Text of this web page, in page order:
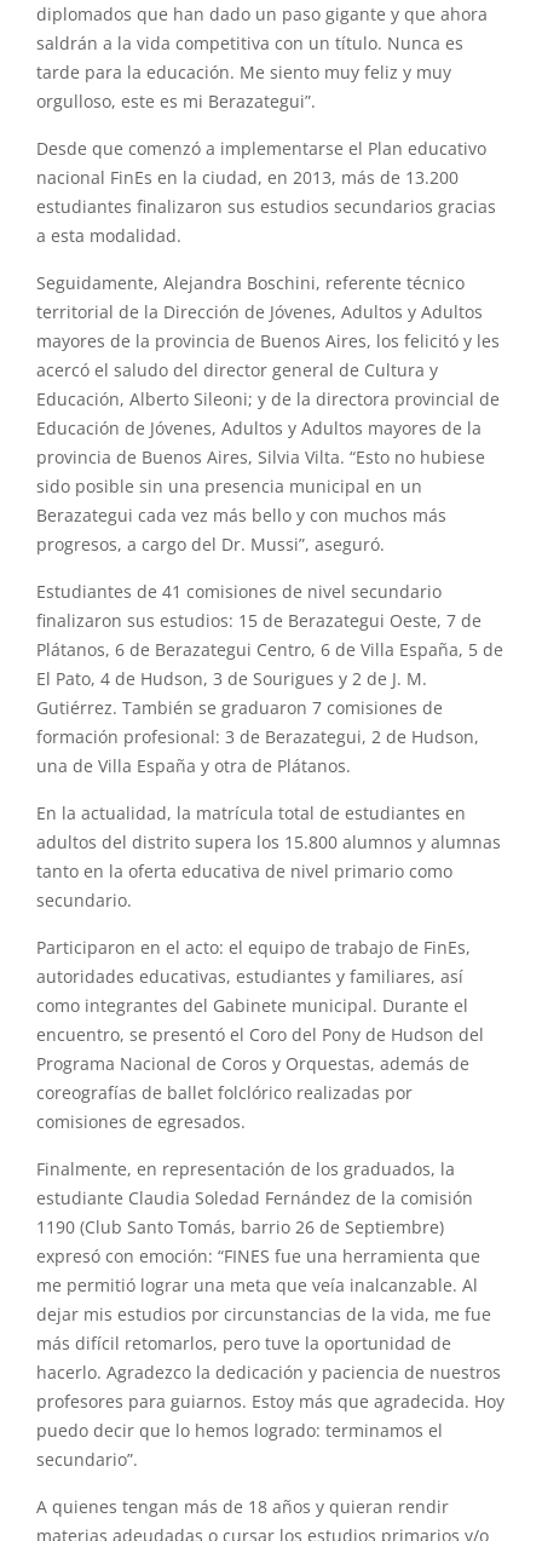
diplomados que han dado un paso gigante y que ahora
saldrán a la vida competitiva con un título. Nunca es
tarde para la educación. Me siento muy feliz y muy
orgulloso, este es mi Berazategui”.
Desde que comenzó a implementarse el Plan educativo
nacional FinEs en la ciudad, en 2013, más de 13.200
estudiantes finalizaron sus estudios secundarios gracias
a esta modalidad.
Seguidamente, Alejandra Boschini, referente técnico
territorial de la Dirección de Jóvenes, Adultos y Adultos
mayores de la provincia de Buenos Aires, los felicitó y les
acercó el saludo del director general de Cultura y
Educación, Alberto Sileoni; y de la directora provincial de
Educación de Jóvenes, Adultos y Adultos mayores de la
provincia de Buenos Aires, Silvia Vilta. “Esto no hubiese
sido posible sin una presencia municipal en un
Berazategui cada vez más bello y con muchos más
progresos, a cargo del Dr. Mussi”, aseguró.
Estudiantes de 41 comisiones de nivel secundario
finalizaron sus estudios: 15 de Berazategui Oeste, 7 de
Plátanos, 6 de Berazategui Centro, 6 de Villa España, 5 de
El Pato, 4 de Hudson, 3 de Sourigues y 2 de J. M.
Gutiérrez. También se graduaron 7 comisiones de
formación profesional: 3 de Berazategui, 2 de Hudson,
una de Villa España y otra de Plátanos.
En la actualidad, la matrícula total de estudiantes en
adultos del distrito supera los 15.800 alumnos y alumnas
tanto en la oferta educativa de nivel primario como
secundario.
Participaron en el acto: el equipo de trabajo de FinEs,
autoridades educativas, estudiantes y familiares, así
como integrantes del Gabinete municipal. Durante el
encuentro, se presentó el Coro del Pony de Hudson del
Programa Nacional de Coros y Orquestas, además de
coreografías de ballet folclórico realizadas por
comisiones de egresados.
Finalmente, en representación de los graduados, la
estudiante Claudia Soledad Fernández de la comisión
1190 (Club Santo Tomás, barrio 26 de Septiembre)
expresó con emoción: “FINES fue una herramienta que
me permitió lograr una meta que veía inalcanzable. Al
dejar mis estudios por circunstancias de la vida, me fue
más difícil retomarlos, pero tuve la oportunidad de
hacerlo. Agradezco la dedicación y paciencia de nuestros
profesores para guiarnos. Estoy más que agradecida. Hoy
puedo decir que lo hemos logrado: terminamos el
secundario”.
A quienes tengan más de 18 años y quieran rendir
materias adeudadas o cursar los estudios primarios y/o